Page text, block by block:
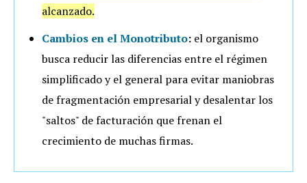
alcanzado.
Cambios en el Monotributo: el organismo
busca reducir las diferencias entre el régimen
simplificado y el general para evitar maniobras
de fragmentación empresarial y desalentar los
"saltos" de facturación que frenan el
crecimiento de muchas firmas.